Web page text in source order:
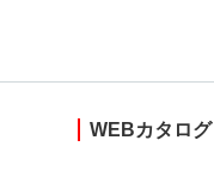
WEBカタログ